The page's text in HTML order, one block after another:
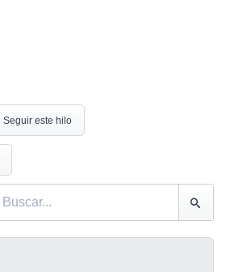
Seguir este hilo